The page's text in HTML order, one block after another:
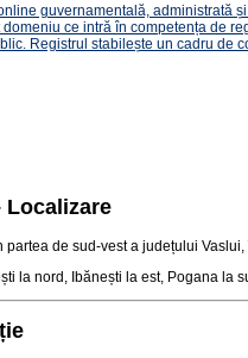
guvernamentală,
ce intră în competența de
Registrul stabilește un cadru de
Localizare
partea de sud‑vest a județului
la nord, Ibănești la est, Pogana la